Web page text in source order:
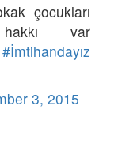
çocukları
var
#İmtihandayız
3, 2015